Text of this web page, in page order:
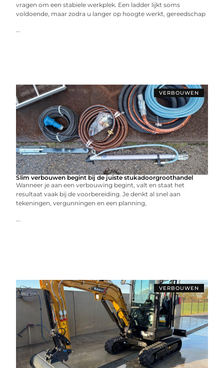
vragen om een stabiele werkplek. Een ladder lijkt soms
voldoende, maar zodra u langer op hoogte werkt, gereedschap
...
VERBOUWEN
Slim verbouwen begint bij de juiste stukadoorgroothandel
Wanneer je aan een verbouwing begint, valt en staat het
resultaat vaak bij de voorbereiding. Je denkt al snel aan
tekeningen, vergunningen en een planning,
...
VERBOUWEN